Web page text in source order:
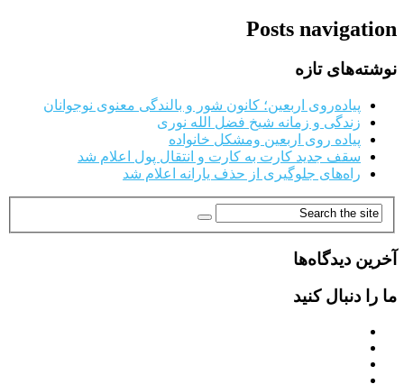
Posts navigation
نوشته‌های تازه
پیاده‌روی اربعین؛ کانون شور و بالندگی معنوی نوجوانان
زندگی و زمانه شیخ فضل الله نوری
پیاده روی اربعین ومشکل خانواده
سقف جدید کارت به کارت و انتقال پول اعلام شد
راه‌های جلوگیری از حذف یارانه اعلام شد
آخرین دیدگاه‌ها
ما را دنبال کنید